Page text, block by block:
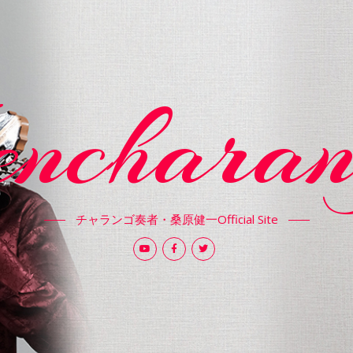
チャランゴ奏者・桑原健一Official Site